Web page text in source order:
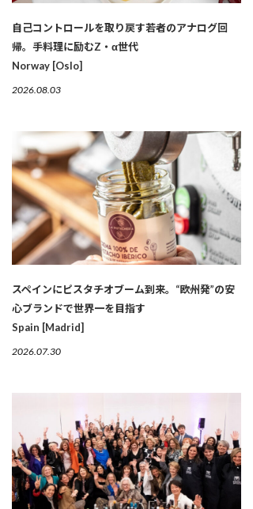
自己コントロールを取り戻す若者のアナログ回
帰。手料理に励むZ・α世代
Norway [Oslo]
2026.08.03
スペインにピスタチオブーム到来。“欧州発”の安
心ブランドで世界一を目指す
Spain [Madrid]
2026.07.30